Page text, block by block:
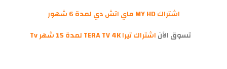
اشتراك MY HD ماي اتش دي لمدة 6 شهور
تسوق الآناشتراك تيرا TERA TV 4K لمدة 15 شهر Tv